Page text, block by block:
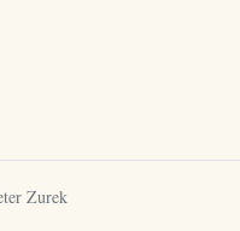
Zurek